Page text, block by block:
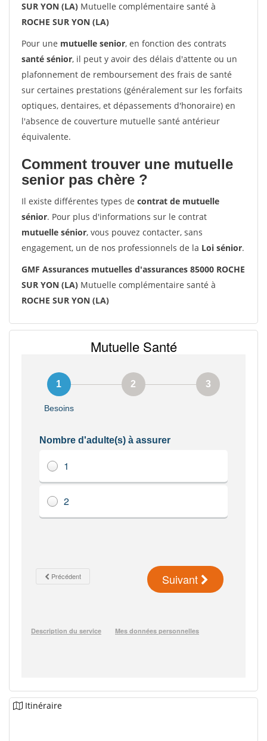
SUR YON (LA) Mutuelle complémentaire santé à
ROCHE SUR YON (LA)
Pour une mutuelle senior, en fonction des contrats
santé sénior, il peut y avoir des délais d'attente ou un
plafonnement de remboursement des frais de santé
sur certaines prestations (généralement sur les forfaits
optiques, dentaires, et dépassements d'honoraire) en
l'absence de couverture mutuelle santé antérieur
équivalente.
Comment trouver une mutuelle
senior pas chère ?
Il existe différentes types de contrat de mutuelle
sénior. Pour plus d'informations sur le contrat
mutuelle sénior, vous pouvez contacter, sans
engagement, un de nos professionnels de la Loi sénior.
GMF Assurances mutuelles d'assurances 85000 ROCHE
SUR YON (LA) Mutuelle complémentaire santé à
ROCHE SUR YON (LA)
Itinéraire